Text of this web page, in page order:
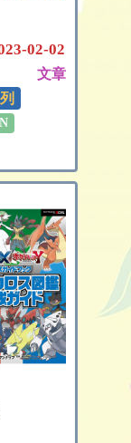
02-02
文章